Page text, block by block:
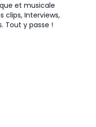
et musicale
clips, Interviews,
Tout y passe !